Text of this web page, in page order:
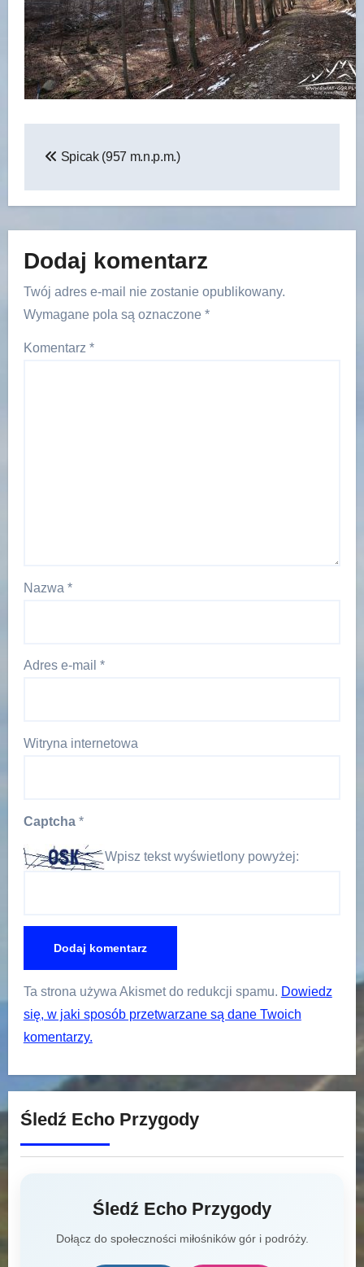
wpisu
Spicak (957 m.n.p.m.)
Dodaj komentarz
Twój adres e-mail nie zostanie opublikowany.
Wymagane pola są oznaczone *
Komentarz *
Nazwa *
Adres e-mail *
Witryna internetowa
Captcha *
Wpisz tekst wyświetlony powyżej:
Ta strona używa Akismet do redukcji spamu. Dowiedz
się, w jaki sposób przetwarzane są dane Twoich
komentarzy.
Śledź Echo Przygody
Śledź Echo Przygody
Dołącz do społeczności miłośników gór i podróży.